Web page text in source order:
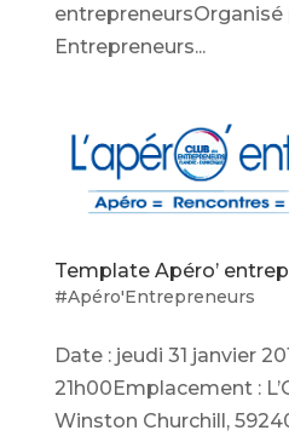
entrepreneursOrganisé
Entrepreneurs...
Template Apéro’
#Apéro'Entrepreneurs
Date : jeudi 31 janvier
21h00Emplacement :
Winston Churchill,